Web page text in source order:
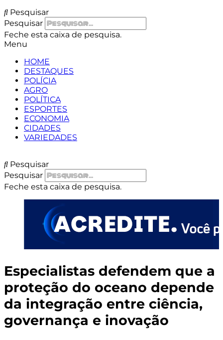
Pesquisar
Pesquisar
Feche esta caixa de pesquisa.
Menu
HOME
DESTAQUES
POLÍCIA
AGRO
POLÍTICA
ESPORTES
ECONOMIA
CIDADES
VARIEDADES
Pesquisar
Pesquisar
Feche esta caixa de pesquisa.
Especialistas defendem que a
proteção do oceano depende
da integração entre ciência,
governança e inovação